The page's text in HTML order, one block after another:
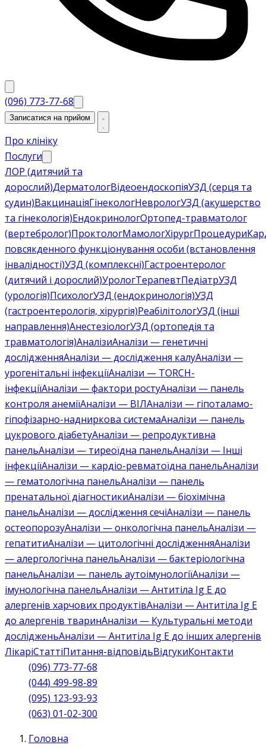
(096) 773-77-68
Записатися на прийом
Про клініку
Послуги
ЛОР (дитячий та
дорослий)ДерматологВідеоендоскопіяУЗД (серця та
судин)ВакцинаціяГінекологНеврологУЗД (акушерство
та гінекологія)ЕндокринологОртопед-травматолог
(вертебролог)ПроктологМамологХірургПроцедури
повсякденного функціонування особи (встановлення
інвалідності)УЗД (комплексні)Гастроентеролог
(дитячий і дорослий)УрологТерапевтПедіатрУЗД
(урологія)ПсихологУЗД (ендокринологія)УЗД
(гастроентерологія, хірургія)РеабілітологУЗД (інші
направлення)АнестезіологУЗД (ортопедія та
травматологія)АналізиАналізи — генетичні
дослідженняАналізи — дослідження калуАналізи —
урогенітальні інфекціїАналізи — TORCH-
інфекціїАналізи — фактори ростуАналізи — панель
контроля анеміїАналізи — ВІЛАналізи — гіпоталамо-
гіпофізарно-надниркова системаАналізи — панель
цукрового діабетуАналізи — репродуктивна
панельАналізи — тиреоїдна панельАналізи — Інші
інфекціїАналізи — кардіо-ревматоїдна панельАналізи
— гематологічна панельАналізи — панель
пренатальної діагностикиАналізи — біохімічна
панельАналізи — дослідження сечіАналізи — панель
остеопорозуАналізи — онкологічна панельАналізи —
гепатитиАналізи — цитологічні дослідженняАналізи
— алергологічна панельАналізи — бактеріологічна
панельАналізи — панель аутоімунологіїАналізи —
імунологічна панельАналізи — Антитіла Ig E до
алергенів харчових продуктівАналізи — Антитіла Ig E
до алергенів тваринАналізи — Культуральні методи
дослідженьАналізи — Антитіла Ig E до інших алергенів
ЛікаріСтаттіПитання-відповідьВідгукиКонтакти
(096) 773-77-68
(044) 499-98-89
(095) 123-93-93
(063) 01-02-300
Головна